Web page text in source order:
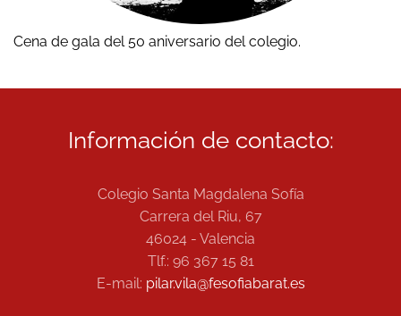
Cena de gala del 50 aniversario del colegio.
Información de contacto:
Colegio Santa Magdalena Sofía
Carrera del Riu, 67
46024 - Valencia
Tlf.: 96 367 15 81
E-mail: pilar.vila@fesofiabarat.es